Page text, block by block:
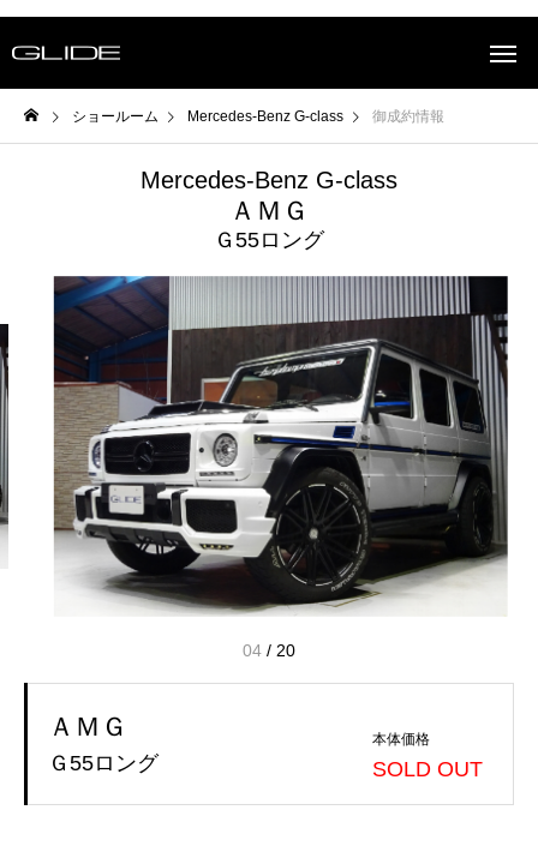
ショールーム Mercedes-Benz G-class 御成約情報
Mercedes-Benz G-class
ＡＭＧ
Ｇ55ロング
04 / 20
ＡＭＧ
Ｇ55ロング
本体価格
SOLD OUT